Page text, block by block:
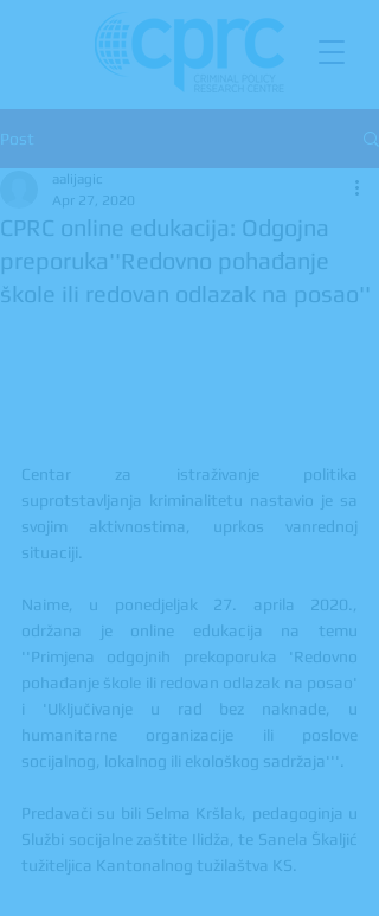
Post
CPRC online edukacija: Odgojna
preporuka''Redovno pohađanje
škole ili redovan odlazak na posao''
aalijagic
Apr 27, 2020
Centar za istraživanje politika
suprotstavljanja kriminalitetu nastavio je sa
svojim aktivnostima, uprkos vanrednoj
situaciji.
Naime, u ponedjeljak 27. aprila 2020.,
održana je online edukacija na temu
''Primjena odgojnih prekoporuka 'Redovno
pohađanje škole ili redovan odlazak na posao'
i 'Uključivanje u rad bez naknade, u
humanitarne organizacije ili poslove
socijalnog, lokalnog ili ekološkog sadržaja'''.
Predavači su bili Selma Kršlak, pedagoginja u
Službi socijalne zaštite Ilidža, te Sanela Škaljić
tužiteljica Kantonalnog tužilaštva KS.